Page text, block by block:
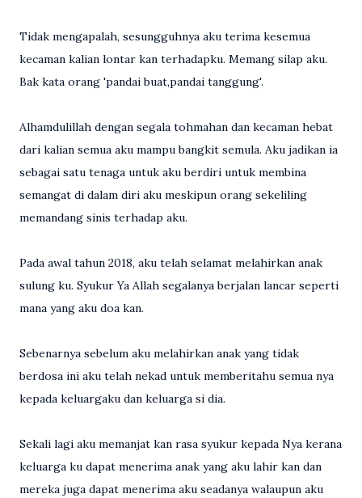
Tidak mengapalah, sesungguhnya aku terima kesemua
kecaman kalian lontar kan terhadapku. Memang silap aku.
Bak kata orang 'pandai buat,pandai tanggung'.
Alhamdulillah dengan segala tohmahan dan kecaman hebat
dari kalian semua aku mampu bangkit semula. Aku jadikan ia
sebagai satu tenaga untuk aku berdiri untuk membina
semangat di dalam diri aku meskipun orang sekeliling
memandang sinis terhadap aku.
Pada awal tahun 2018, aku telah selamat melahirkan anak
sulung ku. Syukur Ya Allah segalanya berjalan lancar seperti
mana yang aku doa kan.
Sebenarnya sebelum aku melahirkan anak yang tidak
berdosa ini aku telah nekad untuk memberitahu semua nya
kepada keluargaku dan keluarga si dia.
Sekali lagi aku memanjat kan rasa syukur kepada Nya kerana
keluarga ku dapat menerima anak yang aku lahir kan dan
mereka juga dapat menerima aku seadanya walaupun aku